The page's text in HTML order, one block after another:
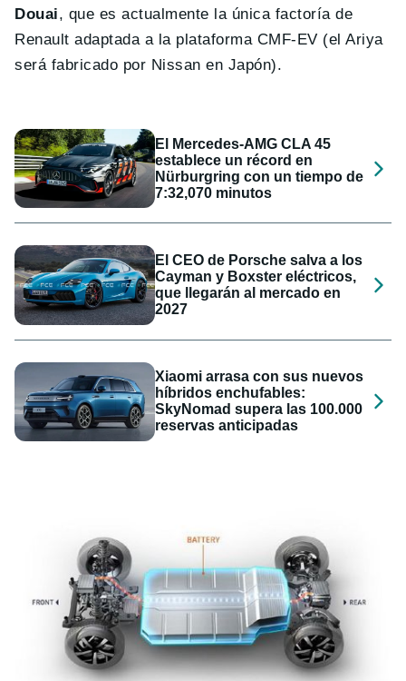
Douai, que es actualmente la única factoría de
Renault adaptada a la plataforma CMF-EV (el Ariya
será fabricado por Nissan en Japón).
El Mercedes-AMG CLA 45
establece un récord en
Nürburgring con un tiempo de
7:32,070 minutos
El CEO de Porsche salva a los
Cayman y Boxster eléctricos,
que llegarán al mercado en
2027
Xiaomi arrasa con sus nuevos
híbridos enchufables:
SkyNomad supera las 100.000
reservas anticipadas